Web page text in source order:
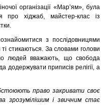
організації «Мар’ям», була
про хіджаб, майстер-клас із
з послідовницями
стикаються. За словами голови
людей вважають, що свобода
приписів релігії, а
право закривати своє
зрозумілішим і звичним стає